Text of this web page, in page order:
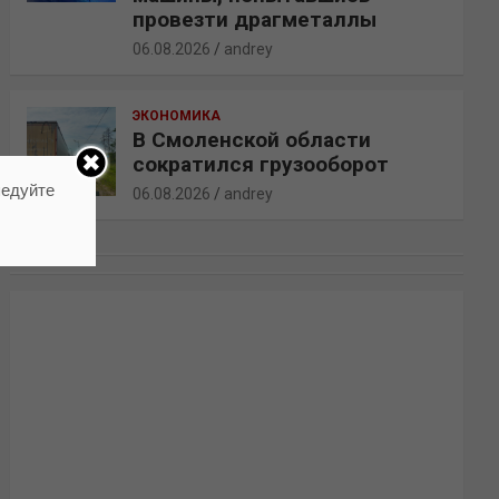
провезти драгметаллы
06.08.2026 andrey
ЭКОНОМИКА
В Смоленской области
сократился грузооборот
06.08.2026 andrey